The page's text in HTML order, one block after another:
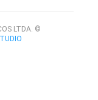
LTDA. ©